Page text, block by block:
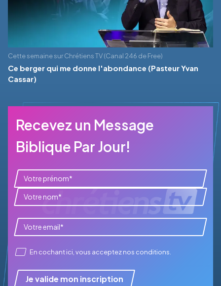
Cette semaine sur Chrétiens TV (Canal 246 de Free)
Ce berger qui me donne l'abondance (Pasteur Yvan
Cassar)
Recevez un Message
Biblique Par Jour!
En cochant ici, vous accepteznos conditions
Je valide mon inscription